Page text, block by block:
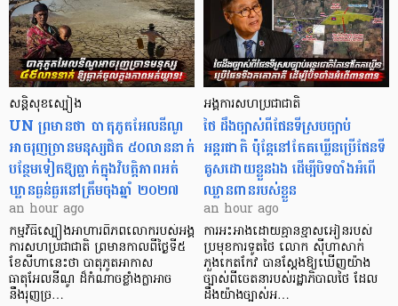
សន្តិសុខស្បៀង
UN ព្រមានថា បាតុភូតអែលនីណូ
អាចរុញច្រានមនុស្សជិត ៥០លាននាក់
បន្ថែមទៀតឱ្យធ្លាក់ក្នុងវិបត្តិ​ភាពអត់
ឃ្លានធ្ងន់ធ្ងរនៅត្រឹមចុងឆ្នាំ ២០២៧
an hour ago
កម្មវិធីស្បៀងអាហារពិភពលោករបស់អង្គ
ការសហប្រជាជាតិ ព្រមាន​កាលពីថ្ងៃទី៥
ខែសីហានេះថា បាតុភូតអាកាស
ធាតុអែលនីណូ ដ៏កំណាចខ្លាំងក្លាអាច
នឹងរុញច្រ…
អង្គការសហប្រជាជាតិ
ថៃ ដឹងច្បាស់ពីផែនទីស្របច្បាប់
អន្តរជាតិ ប៉ុន្តែនៅតែគឃ្លើនប្រើផែនទី
គូសដោយខ្លួនឯង ដើម្បីបិទបាំងអំពើ
ឈ្លានពានរបស់ខ្លួន
an hour ago
ការអះអាងដោយគ្មានខ្មាសអៀនរបស់
ប្រមុខការទូតថៃ លោក ស៊ីហាសាក់
ភួងកេតកែវ បានស្តែងឱ្យឃើញយ៉ាង
ច្បាស់ពីចេតនារបស់រដ្ឋាភិបាលថៃ ដែល
ដឹងយ៉ាងច្បាស់អ…